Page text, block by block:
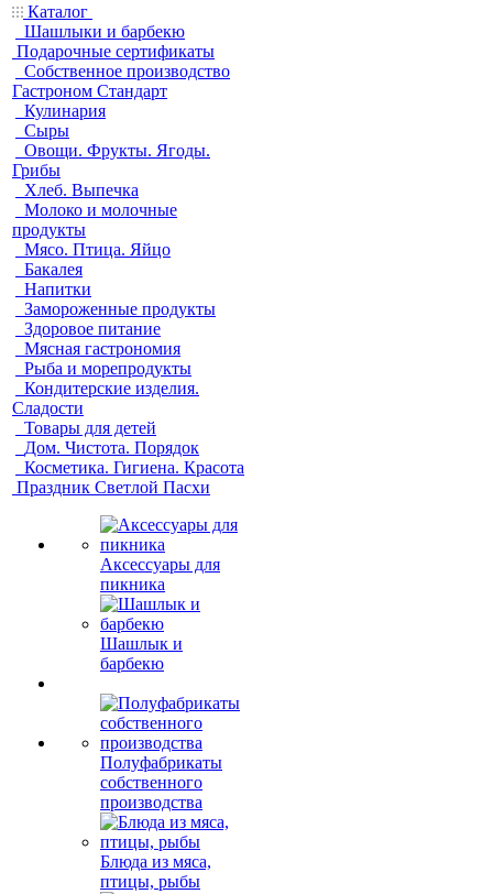
Каталог
Шашлыки и барбекю
Подарочные сертификаты
Собственное производство
Гастроном Стандарт
Кулинария
Сыры
Овощи. Фрукты. Ягоды.
Грибы
Хлеб. Выпечка
Молоко и молочные
продукты
Мясо. Птица. Яйцо
Бакалея
Напитки
Замороженные продукты
Здоровое питание
Мясная гастрономия
Рыба и морепродукты
Кондитерские изделия.
Сладости
Товары для детей
Дом. Чистота. Порядок
Косметика. Гигиена. Красота
Праздник Светлой Пасхи
Аксессуары для
пикника
Шашлык и
барбекю
Полуфабрикаты
собственного
производства
Блюда из мяса,
птицы, рыбы